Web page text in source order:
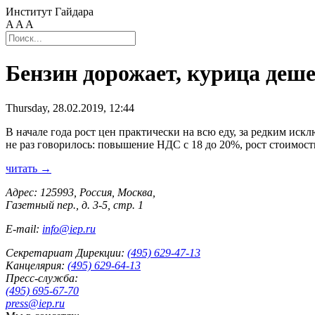
Институт Гайдара
A A A
Бензин дорожает, курица
Thursday, 28.02.2019, 12:44
В начале года рост цен практически на всю еду, за редким
не раз говорилось: повышение НДС с 18 до 20%, рост
читать →
Адрес: 125993, Россия, Москва,
Газетный пер., д. 3-5, стр. 1
E-mail: info@iep.ru
Секретариат Дирекции: (495) 629-47-13
Канцелярия: (495) 629-64-13
Пресс-служба:
(495) 695-67-70
press@iep.ru